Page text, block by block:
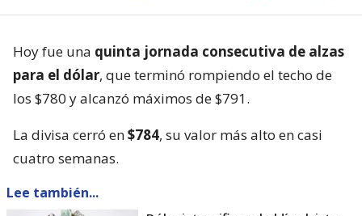
Hoy fue una quinta jornada consecutiva de alzas
para el dólar, que terminó rompiendo el techo de
los $780 y alcanzó máximos de $791.
La divisa cerró en$784, su valor más alto en casi
cuatro semanas.
Lee también...